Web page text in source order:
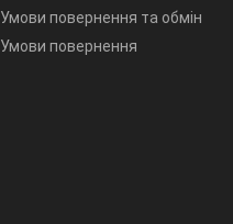
Умови повернення та обмін
Умови повернення